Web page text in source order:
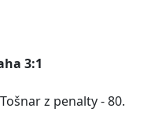
3:1
z penalty - 80.